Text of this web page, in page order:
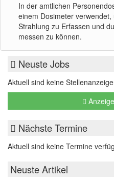
In der amtlichen
einem Dosimeter
Strahlung zu Erfassen und
messen zu können.
Neuste Jobs
Aktuell sind keine
Nächste Termine
Aktuell sind keine Termine
Neuste Artikel